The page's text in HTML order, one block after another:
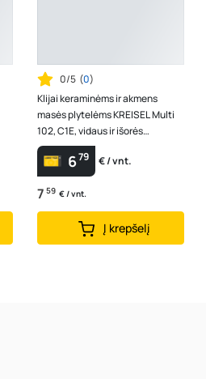
0/5 (0)
Klijai keraminėms ir akmens
masės plytelėms KREISEL Multi
102, C1E, vidaus ir išorės
darbams, 25 kg
679 € / vnt.
7 59 € / vnt.
Į krepšelį